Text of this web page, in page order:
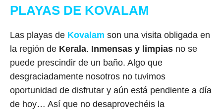
PLAYAS DE KOVALAM
Las playas de Kovalam son una visita obligada en
la región de Kerala. Inmensas y limpias no se
puede prescindir de un baño. Algo que
desgraciadamente nosotros no tuvimos
oportunidad de disfrutar y aún está pendiente a día
de hoy… Así que no desaprovechéis la